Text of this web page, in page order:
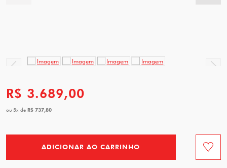
R$ 3.689,00
ou5x de R$ 737,80
ADICIONAR AO CARRINHO